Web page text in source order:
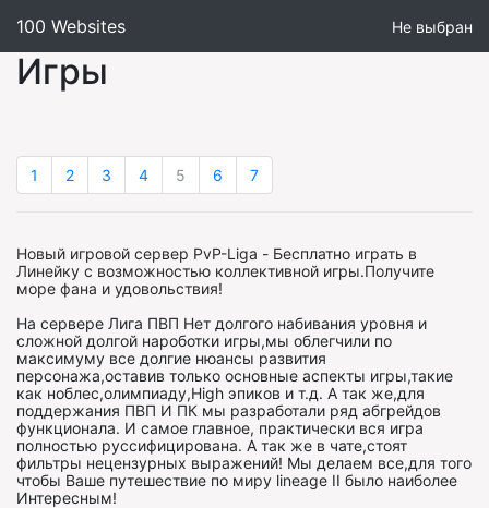
100 Websites Не выбран
Игры
1 2 3 4 5 6 7
Новый игровой сервер PvP-Liga - Бесплатно играть в
Линейку с возможностью коллективной игры.Получите
море фана и удовольствия!
На сервере Лига ПВП Нет долгого набивания уровня и
сложной долгой нароботки игры,мы облегчили по
максимуму все долгие нюансы развития
персонажа,оставив только основные аспекты игры,такие
как ноблес,олимпиаду,High эпиков и т.д. А так же,для
поддержания ПВП И ПК мы разработали ряд абгрейдов
функционала. И самое главное, практически вся игра
полностью руссифицирована. А так же в чате,стоят
фильтры нецензурных выражений! Мы делаем все,для того
чтобы Ваше путешествие по миру lineage II было наиболее
Интересным!